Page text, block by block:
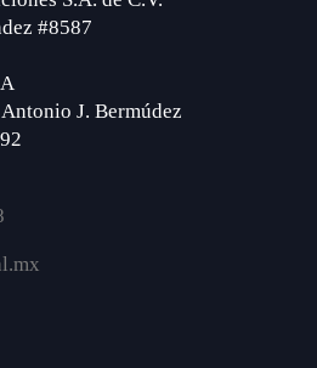
#8587
J. Bermúdez